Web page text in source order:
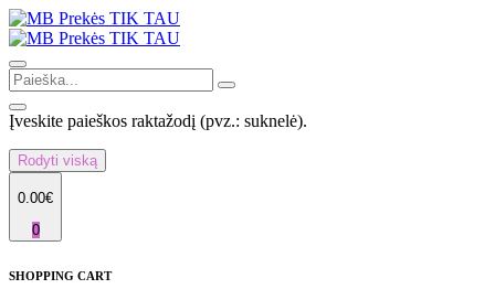
Įveskite paieškos raktažodį (pvz.: suknelė).
Rodyti viską
0.00€
0
SHOPPING CART